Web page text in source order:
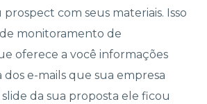
com seus materiais. Isso
monitoramento de
oferece a você informações
e-mails que sua empresa
da sua proposta ele ficou